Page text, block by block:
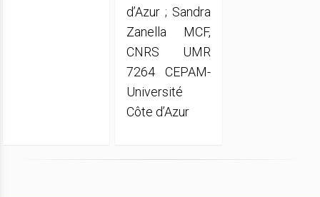
d’Azur ; Sandra
Zanella MCF,
CNRS UMR
7264 CEPAM-
Université
Côte d’Azur